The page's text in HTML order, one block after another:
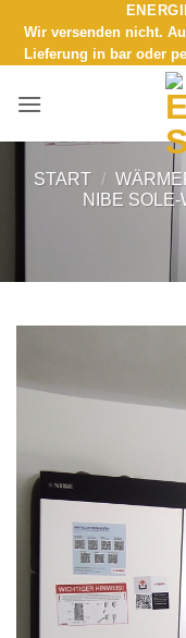
Inhalt
springen
Wir versenden nicht.
Lieferung in bar oder
START /
NIBE